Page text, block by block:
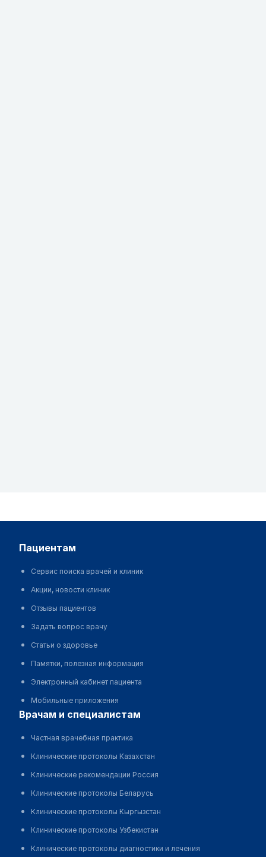
пациентам
Сервис поиска врачей и клиник
Акции, новости клиник
Отзывы пациентов
Задать вопрос врачу
Статьи о здоровье
Памятки, полезная информация
Электронный кабинет пациента
Мобильные приложения
врачам и специалистам
Частная врачебная практика
Клинические протоколы Казахстан
Клинические рекомендации Россия
Клинические протоколы Беларусь
Клинические протоколы Кыргызстан
Клинические протоколы Узбекистан
Клинические протоколы диагностики и лечения